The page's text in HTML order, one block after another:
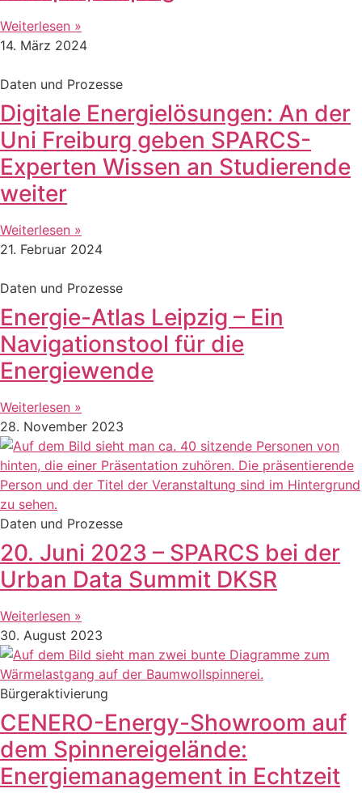
Weiterlesen »
14. März 2024
Daten und Prozesse
Digitale Energielösungen: An der
Uni Freiburg geben SPARCS-
Experten Wissen an Studierende
weiter
Weiterlesen »
21. Februar 2024
Daten und Prozesse
Energie-Atlas Leipzig – Ein
Navigationstool für die
Energiewende
Weiterlesen »
28. November 2023
Daten und Prozesse
20. Juni 2023 – SPARCS bei der
Urban Data Summit DKSR
Weiterlesen »
30. August 2023
Bürgeraktivierung
CENERO-Energy-Showroom auf
dem Spinnereigelände:
Energiemanagement in Echtzeit